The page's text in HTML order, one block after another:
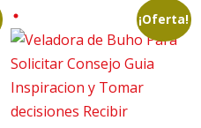
¡Oferta!